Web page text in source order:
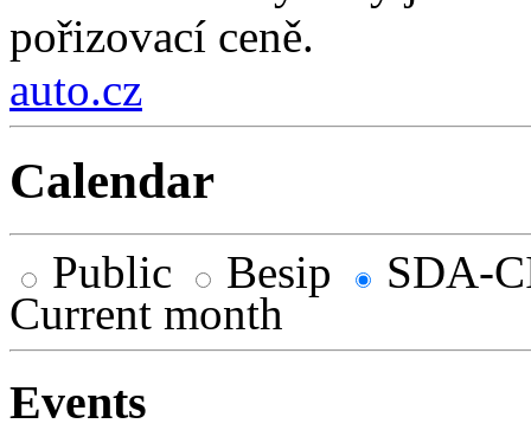
pořizovací ceně.
auto.cz
Calendar
Public Besip
SDA-
Current month
Events